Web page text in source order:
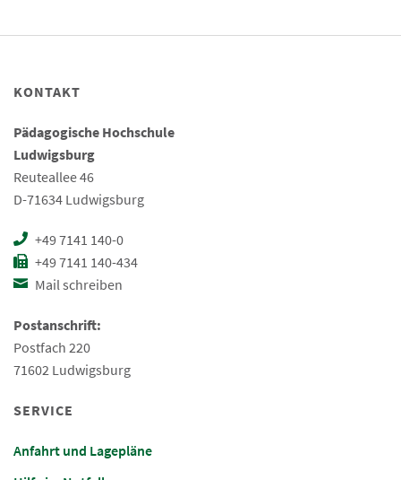
KONTAKT
Pädagogische Hochschule
Ludwigsburg
Reuteallee 46
D-71634 Ludwigsburg
+49 7141 140-0
+49 7141 140-434
Mail schreiben
Postanschrift:
Postfach 220
71602 Ludwigsburg
SERVICE
Anfahrt und Lagepläne